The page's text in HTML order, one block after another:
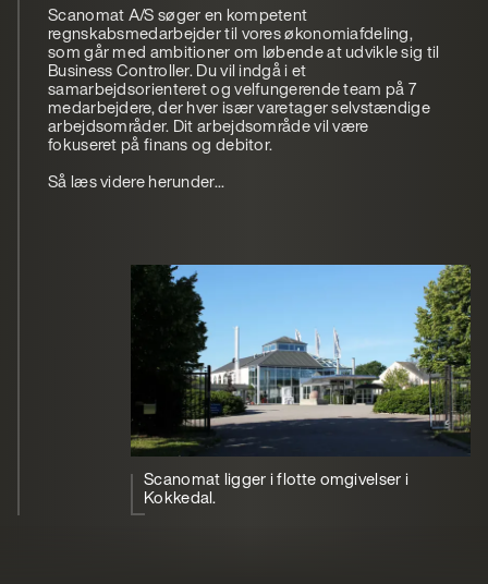
Scanomat A/S søger en kompetent
regnskabsmedarbejder til vores økonomiafdeling,
som går med ambitioner om løbende at udvikle sig til
Business Controller. Du vil indgå i et
samarbejdsorienteret og velfungerende team på 7
medarbejdere, der hver især varetager selvstændige
arbejdsområder. Dit arbejdsområde vil være
fokuseret på finans og debitor.
Så læs videre herunder...
Scanomat ligger i flotte omgivelser i
Kokkedal.